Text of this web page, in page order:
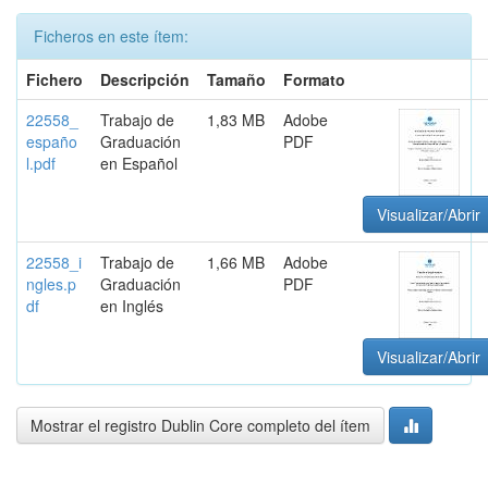
Ficheros en este ítem:
Fichero
Descripción Tamaño
Formato
22558_
españo
l.pdf
Trabajo de
Graduación
en Español
1,83 MB
Adobe
PDF
Visualizar/Abrir
22558_i
ngles.p
df
Trabajo de
Graduación
en Inglés
1,66 MB
Adobe
PDF
Visualizar/Abrir
Mostrar el registro Dublin Core completo del ítem